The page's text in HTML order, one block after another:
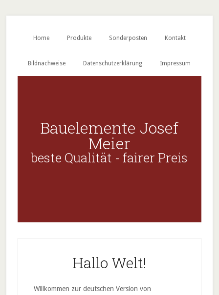
Home Produkte Sonderposten Kontakt
Bildnachweise Datenschutzerklärung Impressum
Bauelemente Josef
Meier
beste Qualität - fairer Preis
Hallo Welt!
Willkommen zur deutschen Version von